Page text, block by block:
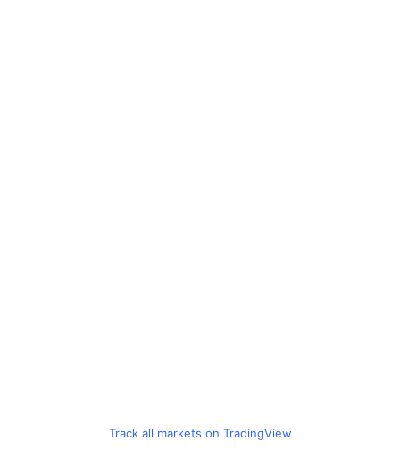
Track all markets on TradingView